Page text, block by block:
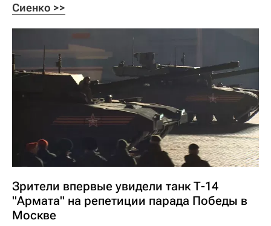
Сиенко >>
Зрители впервые увидели танк Т-14
"Армата" на репетиции парада Победы в
Москве